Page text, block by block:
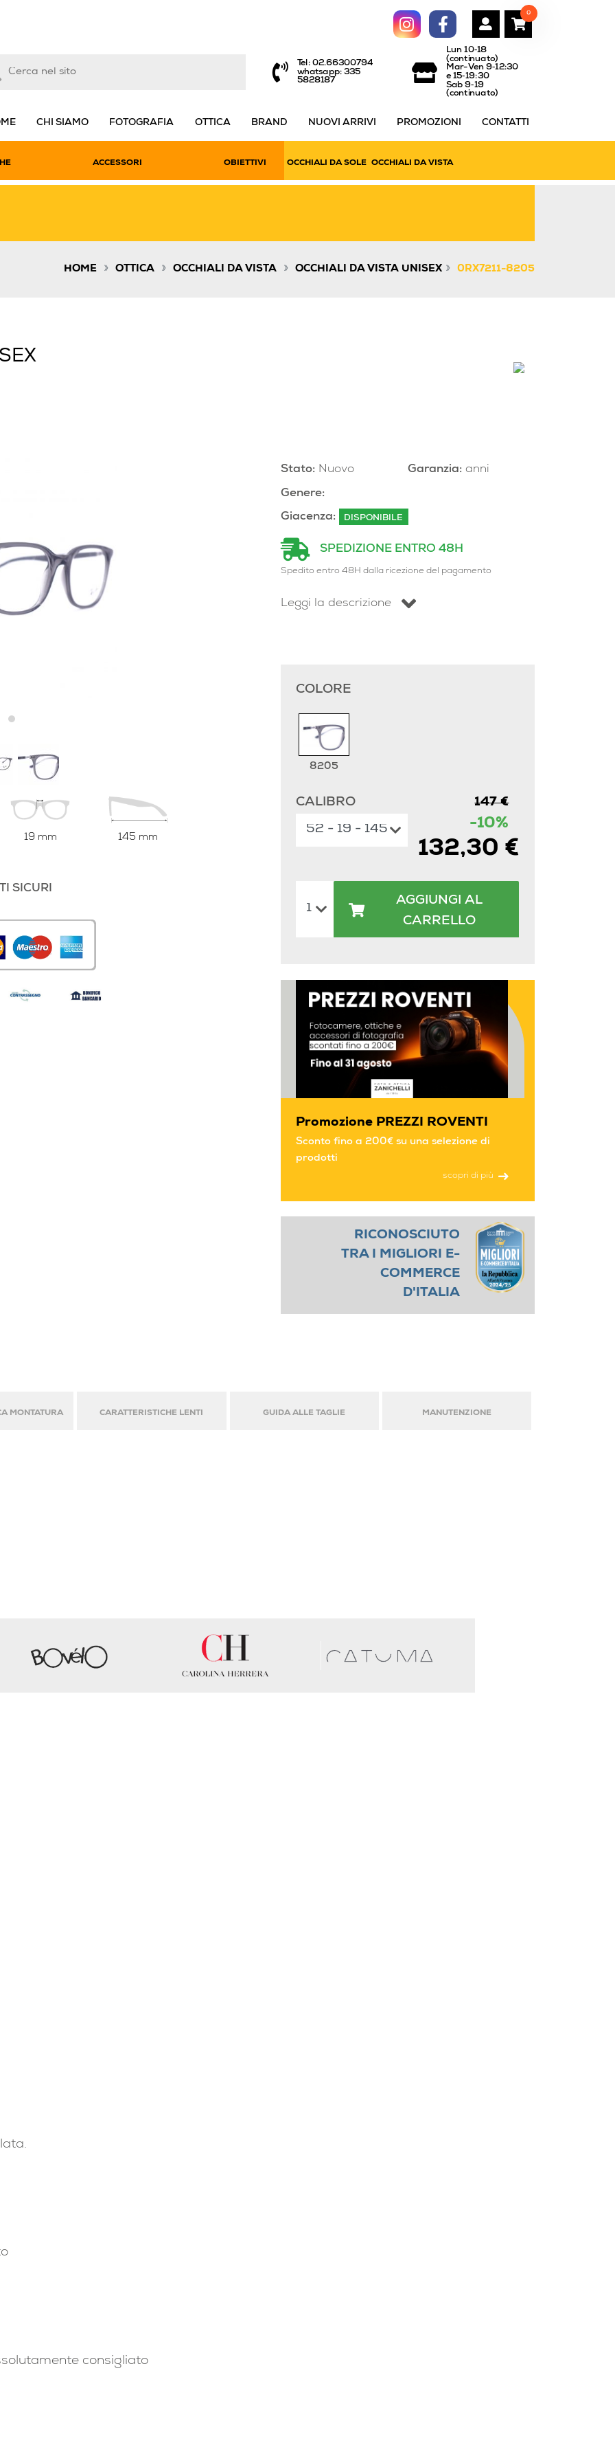
Tel: 02.66300794
whatsapp: 335
5828187
Lun 10‑18
(continuato)
Mar-Ven 9‑12:30
e 15‑19:30
Sab 9‑19
(continuato)
CHI SIAMO FOTOGRAFIA OTTICA BRAND NUOVI ARRIVI PROMOZIONI CONTATTI
0
ACCESSORI OBIETTIVI OCCHIALI DA SOLE OCCHIALI DA VISTA
HOME » OTTICA » OCCHIALI DA VISTA » OCCHIALI DA VISTA UNISEX » 0RX7211-8205
19 mm 145 mm
SICURI
Stato: Nuovo
Genere:
Garanzia: anni
Giacenza: DISPONIBILE
SPEDIZIONE ENTRO 48H
Spedito entro 48H dalla ricezione del pagamento
Leggi la descrizione
COLORE
8205
CALIBRO 147 €
-10%
132,30 €
AGGIUNGI AL
CARRELLO
Promozione PREZZI ROVENTI
Sconto fino a 200€ su una selezione di
prodotti
scopri di più
RICONOSCIUTO
TRA I MIGLIORI E-
COMMERCE
D'ITALIA
MONTATURA CARATTERISTICHE LENTI GUIDA ALLE TAGLIE MANUTENZIONE
consigliato